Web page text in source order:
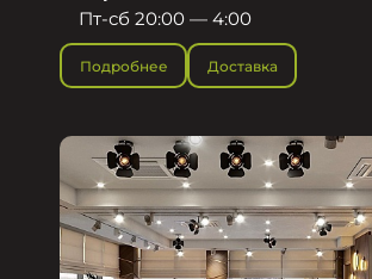
Пт-сб 20:00 — 4:00
Подробнее Доставка